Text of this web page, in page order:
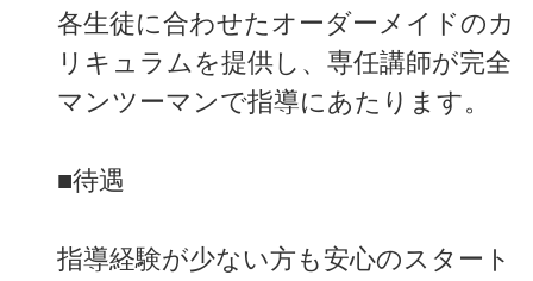
各生徒に合わせたオーダーメイドのカ
リキュラムを提供し、専任講師が完全
マンツーマンで指導にあたります。
■待遇
指導経験が少ない方も安心のスタート